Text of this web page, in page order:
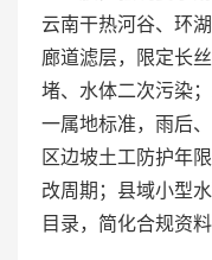
云南干热河谷、环
廊道滤层，限定长
堵、水体二次污染
一属地标准，雨后
区边坡土工防护年
改周期；县域小型
目录，简化合规资料